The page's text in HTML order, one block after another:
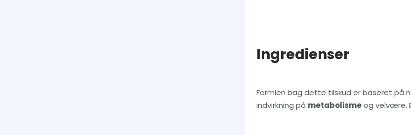
Ingredienser
Formlen bag dette tilskud er baseret på
indvirkning på metabolismeog velvære.